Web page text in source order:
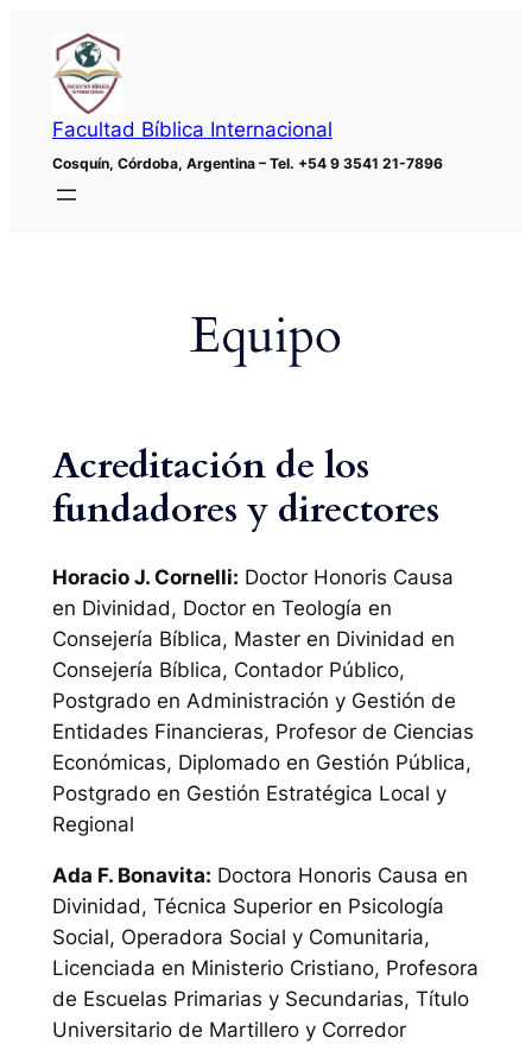
contenido
Facultad Bíblica Internacional
Cosquín, Córdoba, Argentina – Tel. +54 9 3541 21-7896
Equipo
Acreditación de los
fundadores y directores
Horacio J. Cornelli: Doctor Honoris Causa
en Divinidad, Doctor en Teología en
Consejería Bíblica, Master en Divinidad en
Consejería Bíblica, Contador Público,
Postgrado en Administración y Gestión de
Entidades Financieras, Profesor de Ciencias
Económicas, Diplomado en Gestión Pública,
Postgrado en Gestión Estratégica Local y
Regional
Ada F. Bonavita: Doctora Honoris Causa en
Divinidad, Técnica Superior en Psicología
Social, Operadora Social y Comunitaria,
Licenciada en Ministerio Cristiano, Profesora
de Escuelas Primarias y Secundarias, Título
Universitario de Martillero y Corredor